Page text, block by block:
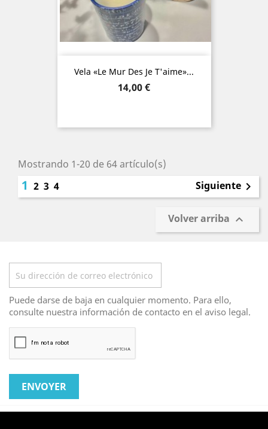
Vela «Le Mur Des Je T'aime»...
Precio
14,00 €
Mostrando 1-20 de 64 artículo(s)
1 2 3 4 Siguiente 
Volver arriba 
Puede darse de baja en cualquier momento. Para ello,
consulte nuestra información de contacto en el aviso legal.